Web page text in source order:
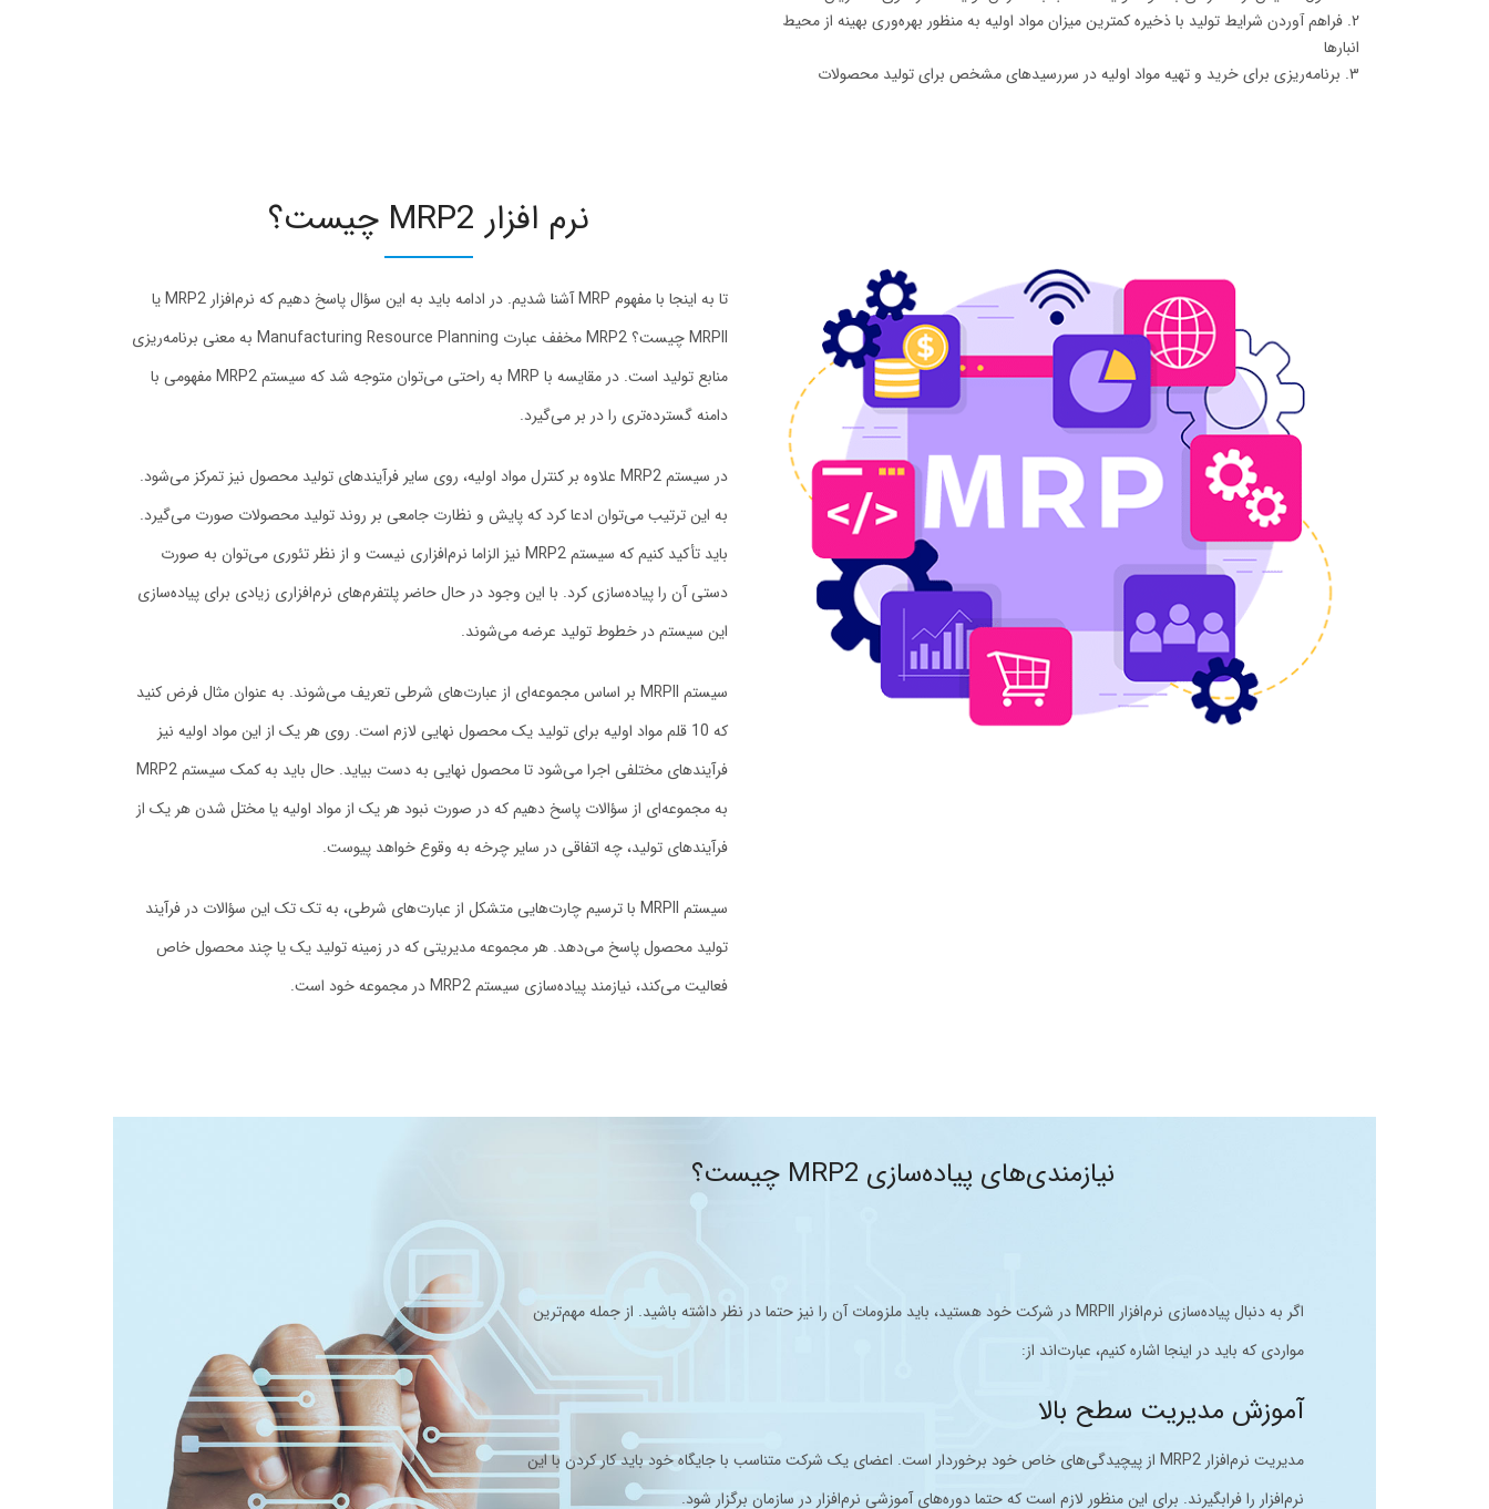
فراهم آوردن شرایط تولید با ذخیره کمترین میزان مواد اولیه به منظور بهره‌وری بهینه از محیط
انبارها
برنامه‌ریزی برای خرید و تهیه مواد اولیه در سررسیدهای مشخص برای تولید محصولات
نرم افزار MRP2 چیست؟
تا به اینجا با مفهوم MRP آشنا شدیم. در ادامه باید به این سؤال پاسخ دهیم که نرم‌افزار MRP2 یا
MRPII چیست؟ MRP2 مخفف عبارت Manufacturing Resource Planning به معنی برنامه‌ریزی
منابع تولید است. در مقایسه با MRP به راحتی می‌توان متوجه شد که سیستم MRP2 مفهومی با
دامنه گسترده‌تری را در بر می‌گیرد.
در سیستم MRP2 علاوه بر کنترل مواد اولیه، روی سایر فرآیند‌های تولید محصول نیز تمرکز می‌شود.
به این ترتیب می‌توان ادعا کرد که پایش و نظارت جامعی بر روند تولید محصولات صورت می‌گیرد.
باید تأکید کنیم که سیستم MRP2 نیز الزاما نرم‌افزاری نیست و از نظر تئوری می‌توان به صورت
دستی آن را پیاده‌سازی کرد. با این وجود در حال حاضر پلتفرم‌های نرم‌افزاری زیادی برای پیاده‌سازی
این سیستم در خطوط تولید عرضه می‌شوند.
سیستم MRPII بر اساس مجموعه‌ای از عبارت‌های شرطی تعریف می‌شوند. به عنوان مثال فرض کنید
که 10 قلم مواد اولیه برای تولید یک محصول نهایی لازم است. روی هر یک از این مواد اولیه نیز
فرآیندهای مختلفی اجرا می‌شود تا محصول نهایی به دست بیاید. حال باید به کمک سیستم MRP2
به مجموعه‌ای از سؤالات پاسخ دهیم که در صورت نبود هر یک از مواد اولیه یا مختل شدن هر یک از
فرآیند‌های تولید، چه اتفاقی در سایر چرخه به وقوع خواهد پیوست.
سیستم MRPII با ترسیم چارت‌هایی متشکل از عبارت‌های شرطی، به تک تک این سؤالات در فرآیند
تولید محصول پاسخ می‌دهد. هر مجموعه مدیریتی که در زمینه تولید یک یا چند محصول خاص
فعالیت می‌کند، نیازمند پیاده‌سازی سیستم MRP2 در مجموعه خود است.
نیازمندی‌های پیاده‌سازی MRP2 چیست؟
اگر به دنبال پیاده‌سازی نرم‌افزار MRPII در شرکت خود هستید، باید ملزومات آن را نیز حتما در نظر داشته باشید. از جمله مهم‌ترین
مواردی که باید در اینجا اشاره کنیم، عبارت‌اند از:
آموزش مدیریت سطح بالا
مدیریت نرم‌افزار MRP2 از پیچیدگی‌های خاص خود برخوردار است. اعضای یک شرکت متناسب با جایگاه خود باید کار کردن با این
نرم‌افزار را فرابگیرند. برای این منظور لازم است که حتما دوره‌های آموزشی نرم‌افزار در سازمان برگزار شود.